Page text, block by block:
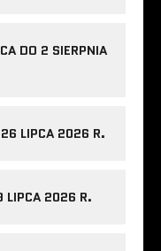
DO 2 SIERPNIA
LIPCA 2026 R.
LIPCA 2026 R.